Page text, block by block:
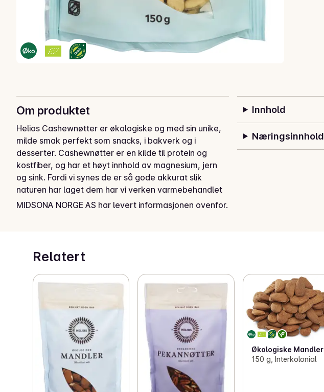
Om produktet
Helios Cashewnøtter er økologiske og med sin unike,
milde smak perfekt som snacks, i bakverk og i
desserter. Cashewnøtter er en kilde til protein og
kostfiber, og har et høyt innhold av magnesium, jern
og sink. Fordi vi synes de er så gode akkurat slik
naturen har laget dem har vi verken varmebehandlet
eller tilsatt salt.
MIDSONA NORGE AS har levert informasjonen ovenfor.
Innhold
Næringsinnhold
Relatert
Økologiske Mandler
150 g, Interkolonial